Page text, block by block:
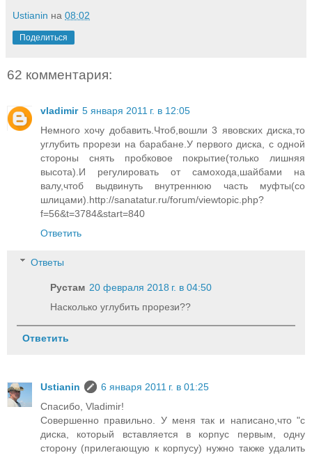
Ustianin на 08:02
Поделиться
62 комментария:
vladimir 5 января 2011 г. в 12:05
Немного хочу добавить.Чтоб,вошли 3 явовских диска,то
углубить прорези на барабане.У первого диска, с одной
стороны снять пробковое покрытие(только лишняя
высота).И регулировать от самохода,шайбами на
валу,чтоб выдвинуть внутреннюю часть муфты(со
шлицами).http://sanatatur.ru/forum/viewtopic.php?
f=56&t=3784&start=840
Ответить
Ответы
Рустам 20 февраля 2018 г. в 04:50
Насколько углубить прорези??
Ответить
Ustianin
6 января 2011 г. в 01:25
Спасибо, Vladimir!
Совершенно правильно. У меня так и написано,что "с
диска, который вставляется в корпус первым, одну
сторону (прилегающую к корпусу) нужно также удалить